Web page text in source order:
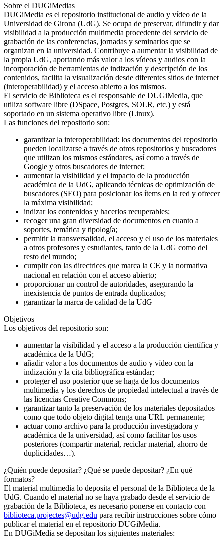
Sobre el DUGiMedias
DUGiMedia es el repositorio institucional de audio y vídeo de la
Universidad de Girona (UdG). Se ocupa de preservar, difundir y dar
visibilidad a la producción multimedia procedente del servicio de
grabación de las conferencias, jornadas y seminarios que se
organizan en la universidad. Contribuye a aumentar la visibilidad de
la propia UdG, aportando más valor a los vídeos y audios con la
incorporación de herramientas de indización y descripción de los
contenidos, facilita la visualización desde diferentes sitios de internet
(interoperabilidad) y el acceso abierto a los mismos.
El servicio de Biblioteca es el responsable de DUGiMedia, que
utiliza software libre (DSpace, Postgres, SOLR, etc.) y está
soportado en un sistema operativo libre (Linux).
Las funciones del repositorio son:
garantizar la interoperabilidad: los documentos del repositorio
pueden localizarse a través de otros repositorios y buscadores
que utilizan los mismos estándares, así como a través de
Google y otros buscadores de internet;
aumentar la visibilidad y el impacto de la producción
académica de la UdG, aplicando técnicas de optimización de
buscadores (SEO) para posicionar los ítems en la red y ofrecer
la máxima visibilidad;
indizar los contenidos y hacerlos recuperables;
recoger una gran diversidad de documentos en cuanto a
soportes, temática y tipología;
permitir la transversalidad, el acceso y el uso de los materiales
a otros profesores y estudiantes, tanto de la UdG como del
resto del mundo;
cumplir con las directrices que marca la CE y la normativa
nacional en relación con el acceso abierto;
proporcionar un control de autoridades, asegurando la
inexistencia de puntos de entrada duplicados;
garantizar la marca de calidad de la UdG
Objetivos
Los objetivos del repositorio son:
aumentar la visibilidad y el acceso a la producción científica y
académica de la UdG;
añadir valor a los documentos de audio y vídeo con la
indización y la cita bibliográfica estándar;
proteger el uso posterior que se haga de los documentos
multimedia y los derechos de propiedad intelectual a través de
las licencias Creative Commons;
garantizar tanto la preservación de los materiales depositados
como que todo objeto digital tenga una URL permanente;
actuar como archivo para la producción investigadora y
académica de la universidad, así como facilitar los usos
posteriores (compartir material, reciclar material, ahorro de
duplicidades…).
¿Quién puede depositar? ¿Qué se puede depositar? ¿En qué
formatos?
El material multimedia lo deposita el personal de la Biblioteca de la
UdG. Cuando el material no se haya grabado desde el servicio de
grabación de la Biblioteca, es necesario ponerse en contacto con
biblioteca.projectes@udg.edu para recibir instrucciones sobre cómo
publicar el material en el repositorio DUGiMedia.
En DUGiMedia se depositan los siguientes materiales: